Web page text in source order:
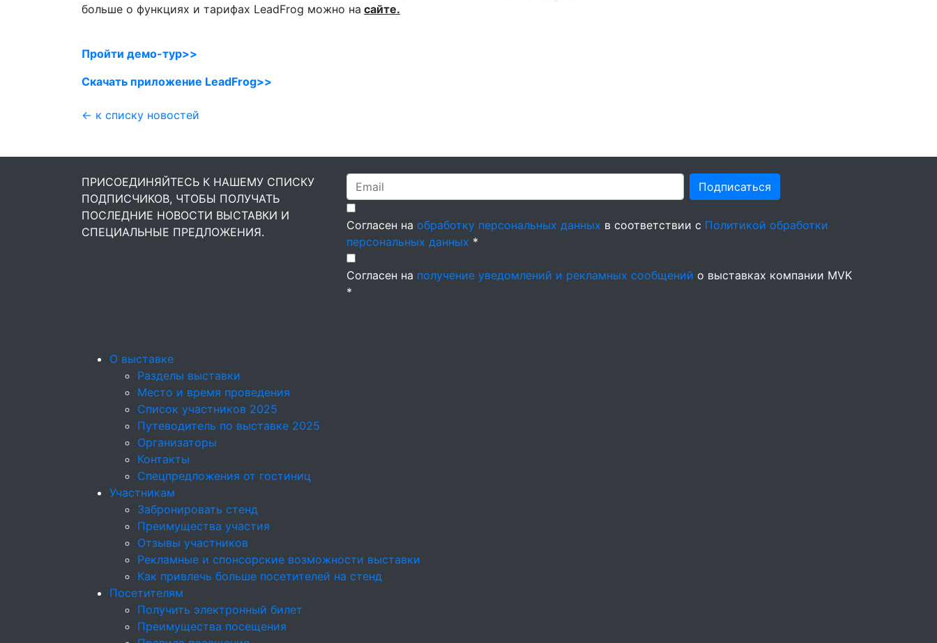
больше о функциях и тарифах LeadFrog можно на сайте.
Пройти демо-тур>>
Скачать приложение LeadFrog>>
← к списку новостей
ПРИСОЕДИНЯЙТЕСЬ К НАШЕМУ СПИСКУ
ПОДПИСЧИКОВ, ЧТОБЫ ПОЛУЧАТЬ
ПОСЛЕДНИЕ НОВОСТИ ВЫСТАВКИ И
СПЕЦИАЛЬНЫЕ ПРЕДЛОЖЕНИЯ.
Подписаться
Согласен на обработку персональных данных в соответствии с Политикой обработки
персональных данных *
Согласен на получение уведомлений и рекламных сообщений о выставках компании MVK
*
О выставке
Разделы выставки
Место и время проведения
Список участников 2025
Путеводитель по выставке 2025
Организаторы
Контакты
Спецпредложения от гостиниц
Участникам
Забронировать стенд
Преимущества участия
Отзывы участников
Рекламные и спонсорские возможности выставки
Как привлечь больше посетителей на стенд
Посетителям
Получить электронный билет
Преимущества посещения